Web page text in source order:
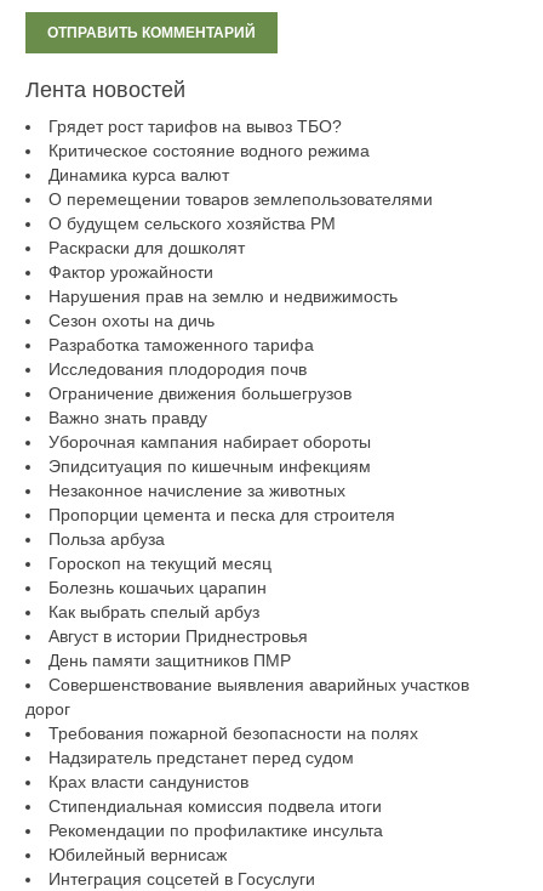
Лента новостей
Грядет рост тарифов на вывоз ТБО?
Критическое состояние водного режима
Динамика курса валют
О перемещении товаров землепользователями
О будущем сельского хозяйства РМ
Раскраски для дошколят
Фактор урожайности
Нарушения прав на землю и недвижимость
Сезон охоты на дичь
Разработка таможенного тарифа
Исследования плодородия почв
Ограничение движения большегрузов
Важно знать правду
Уборочная кампания набирает обороты
Эпидситуация по кишечным инфекциям
Незаконное начисление за животных
Пропорции цемента и песка для строителя
Польза арбуза
Гороскоп на текущий месяц
Болезнь кошачьих царапин
Как выбрать спелый арбуз
Август в истории Приднестровья
День памяти защитников ПМР
Совершенствование выявления аварийных участков
дорог
Требования пожарной безопасности на полях
Надзиратель предстанет перед судом
Крах власти сандунистов
Стипендиальная комиссия подвела итоги
Рекомендации по профилактике инсульта
Юбилейный вернисаж
Интеграция соцсетей в Госуслуги